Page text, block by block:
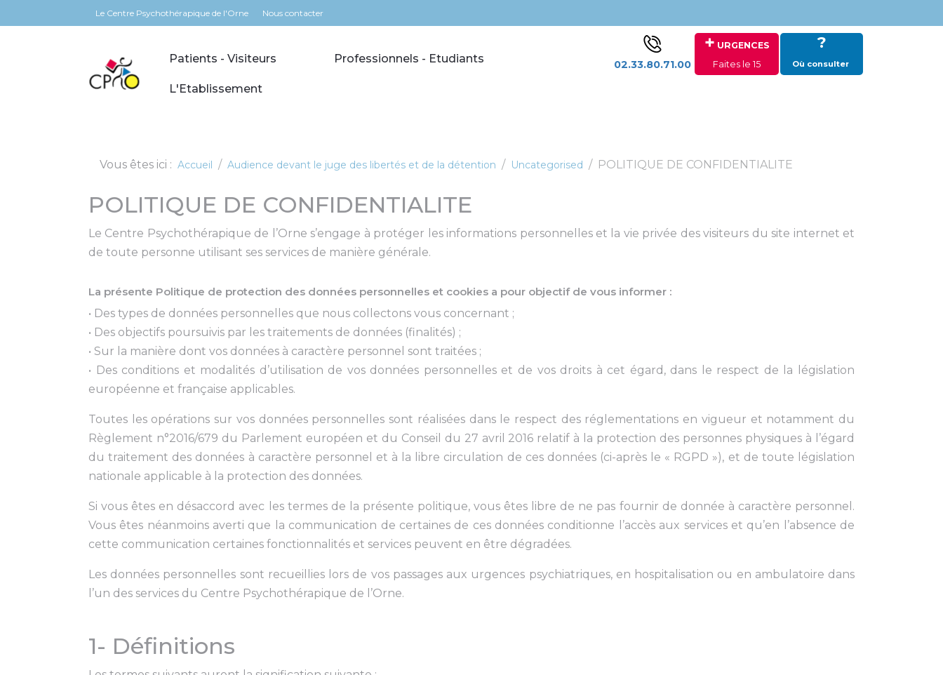
Panneau de gestion des cookies
Le Centre Psychothérapique de l'Orne Nous contacter
Patients - Visiteurs Professionnels - Etudiants
L'Etablissement
02.33.80.71.00
+ URGENCES
Faites le 15
?
Où consulter
Vous êtes ici : Accueil Audience devant le juge des libertés et de la détention Uncategorised POLITIQUE DE CONFIDENTIALITE
POLITIQUE DE CONFIDENTIALITE
Le Centre Psychothérapique de l’Orne s’engage à protéger les informations personnelles et la vie privée des visiteurs du site internet et
de toute personne utilisant ses services de manière générale.
La présente Politique de protection des données personnelles et cookies a pour objectif de vous informer :
• Des types de données personnelles que nous collectons vous concernant ;
• Des objectifs poursuivis par les traitements de données (finalités) ;
• Sur la manière dont vos données à caractère personnel sont traitées ;
• Des conditions et modalités d’utilisation de vos données personnelles et de vos droits à cet égard, dans le respect de la législation
européenne et française applicables.
Toutes les opérations sur vos données personnelles sont réalisées dans le respect des réglementations en vigueur et notamment du
Règlement n°2016/679 du Parlement européen et du Conseil du 27 avril 2016 relatif à la protection des personnes physiques à l’égard
du traitement des données à caractère personnel et à la libre circulation de ces données (ci-après le « RGPD »), et de toute législation
nationale applicable à la protection des données.
Si vous êtes en désaccord avec les termes de la présente politique, vous êtes libre de ne pas fournir de donnée à caractère personnel.
Vous êtes néanmoins averti que la communication de certaines de ces données conditionne l’accès aux services et qu’en l’absence de
cette communication certaines fonctionnalités et services peuvent en être dégradées.
Les données personnelles sont recueillies lors de vos passages aux urgences psychiatriques, en hospitalisation ou en ambulatoire dans
l’un des services du Centre Psychothérapique de l’Orne.
1- Définitions